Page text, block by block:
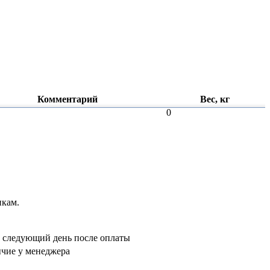
Комментарий
Вес, кг
0
день после оплаты
у менеджера
гидростанции и